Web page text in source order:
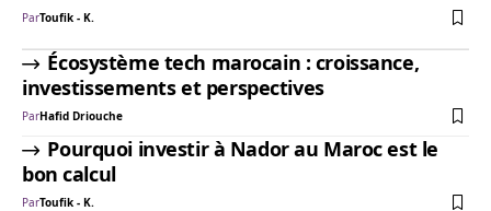
ParToufik - K.
Écosystème tech marocain : croissance,
investissements et perspectives
ParHafid Driouche
Pourquoi investir à Nador au Maroc est le
bon calcul
ParToufik - K.